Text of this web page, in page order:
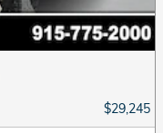
$29,245